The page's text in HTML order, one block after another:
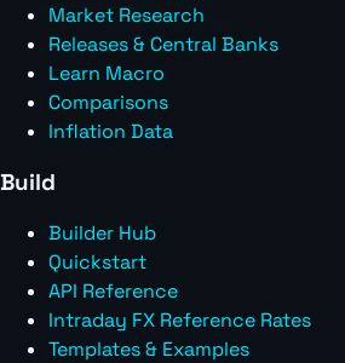
Market Research
Releases & Central Banks
Learn Macro
Comparisons
Inflation Data
Build
Builder Hub
Quickstart
API Reference
Intraday FX Reference Rates
Templates & Examples